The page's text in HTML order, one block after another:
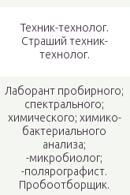
Техник-технолог.
Страший техник-
технолог.
Лаборант пробирного;
спектрального;
химического; химико-
бактериального
анализа;
-микробиолог;
-полярографист.
Пробоотборщик.